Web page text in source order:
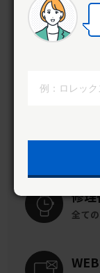
クラ
わか
心し
修
全て